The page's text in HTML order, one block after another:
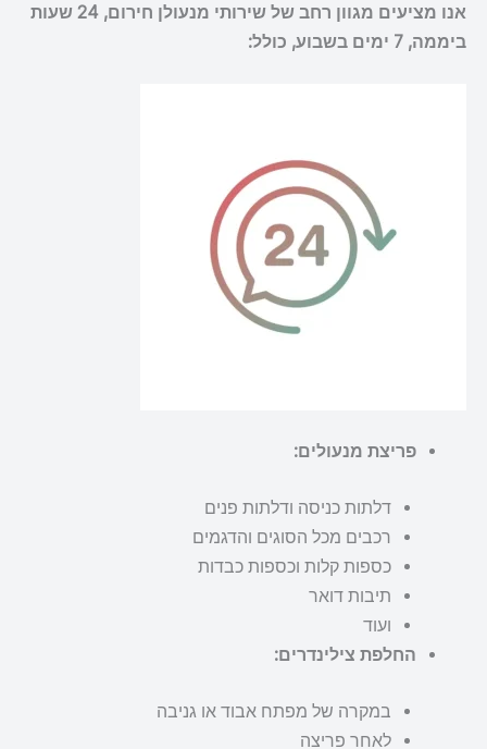
אנו מציעים מגוון רחב של שירותי מנעולן חירום, 24 שעות
ביממה, 7 ימים בשבוע, כולל:
פריצת מנעולים:
דלתות כניסה ודלתות פנים
רכבים מכל הסוגים והדגמים
כספות קלות וכספות כבדות
תיבות דואר
ועוד
החלפת צילינדרים:
במקרה של מפתח אבוד או גניבה
לאחר פריצה